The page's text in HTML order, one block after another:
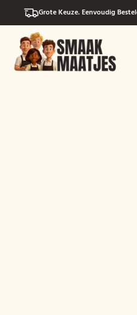
Grote Keuze. Eenvoudig